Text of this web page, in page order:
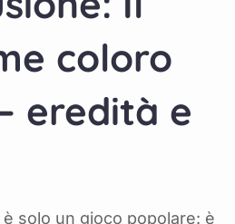
coloro
eredità e
solo un gioco popolare: è